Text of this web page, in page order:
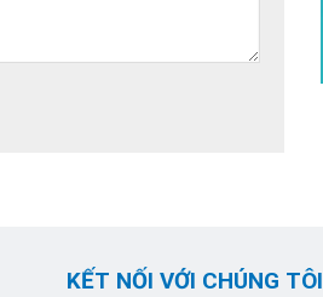
KẾT NỐI VỚI CHÚNG TÔI